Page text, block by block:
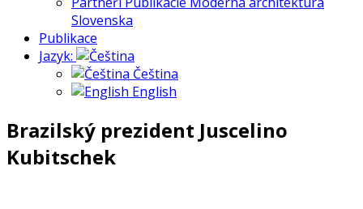
Slovenska
Publikace
Jazyk:
Čeština
English
Brazilský prezident Juscelino
Kubitschek